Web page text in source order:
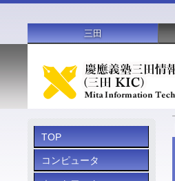
TOP
コンピュータ
三田